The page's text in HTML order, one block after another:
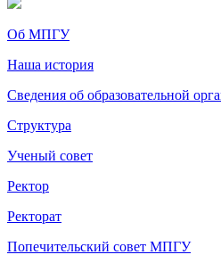
Об МПГУ
Наша история
Сведения об образовательной
Структура
Ученый совет
Ректор
Ректорат
Попечительский совет МПГУ